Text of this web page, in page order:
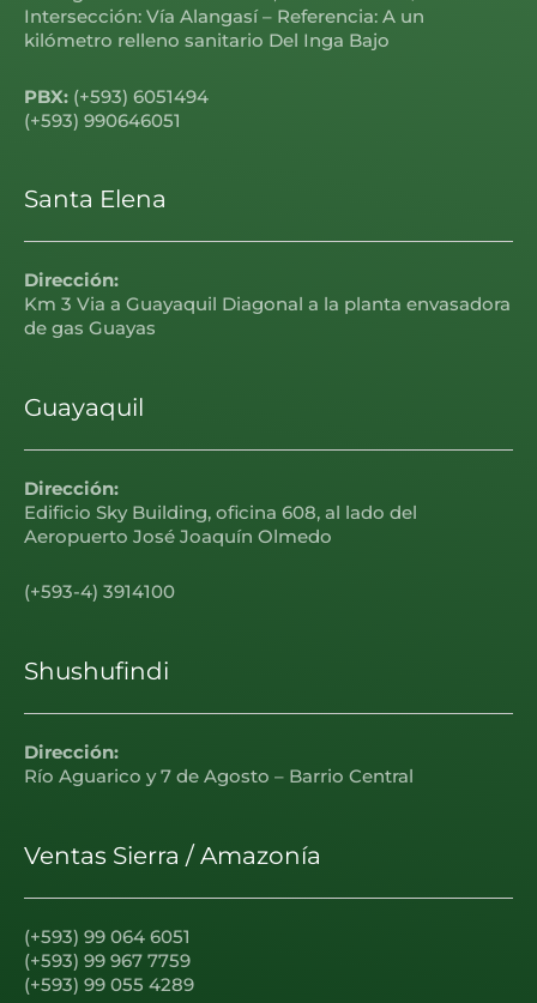
Intersección: Vía Alangasí – Referencia: A un
kilómetro relleno sanitario Del Inga Bajo
PBX: (+593) 6051494
(+593) 990646051
Santa Elena
Dirección:
Km 3 Via a Guayaquil Diagonal a la planta envasadora
de gas Guayas
Guayaquil
Dirección:
Edificio Sky Building, oficina 608, al lado del
Aeropuerto José Joaquín Olmedo
(+593-4) 3914100
Shushufindi
Dirección:
Río Aguarico y 7 de Agosto – Barrio Central
Ventas Sierra / Amazonía
(+593) 99 064 6051
(+593) 99 967 7759
(+593) 99 055 4289